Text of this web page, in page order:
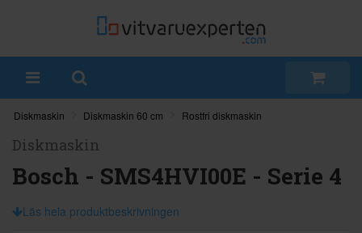
Diskmaskin Diskmaskin 60 cm Rostfri diskmaskin
Diskmaskin
Bosch - SMS4HVI00E - Serie 4
Läs hela produktbeskrivningen